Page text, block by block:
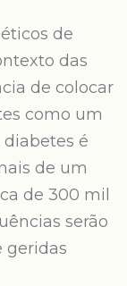
de
das
de colocar
como um
diabetes é
de um
de 300 mil
serão
geridas